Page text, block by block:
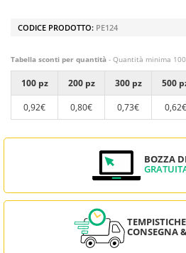
CODICE PRODOTTO: PE124
Tabella sconti per quantità - Quantità minima
100 pz 200 pz 300 pz 500
0,92€
0,80€ 0,73€ 0,62€
BOZZA
TEMPISTICHE
CONSEGNA